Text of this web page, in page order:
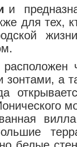
и
для тех,
а